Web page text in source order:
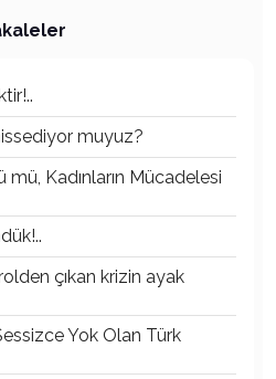
muyuz?
mü, Kadınların Mücadelesi
çıkan krizin ayak
Yok Olan Türk